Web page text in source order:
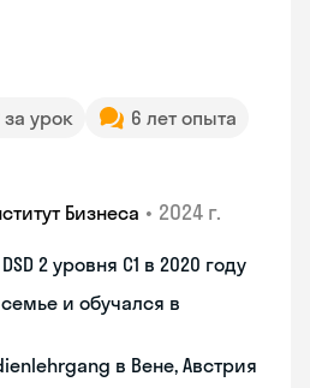
за урок
6 лет опыта
Бизнеса • 2024 г.
2 уровня С1 в 2020 году
и обучался в
в Вене, Австрия